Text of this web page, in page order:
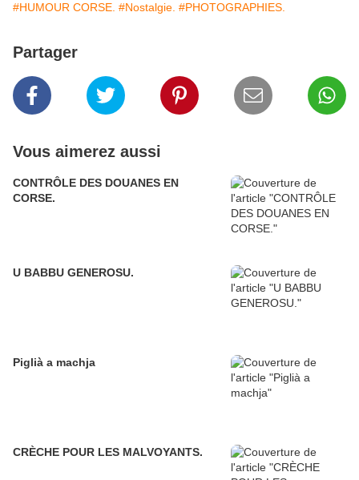
#HUMOUR CORSE. #Nostalgie. #PHOTOGRAPHIES.
Partager
Vous aimerez aussi
CONTRÔLE DES DOUANES EN
CORSE.
U BABBU GENEROSU.
Piglià a machja
CRÈCHE POUR LES MALVOYANTS.